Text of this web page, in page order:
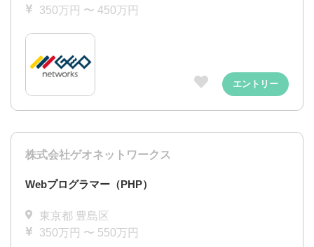
350万円 〜 450万円
エントリー
株式会社ゲオネットワークス
Webプログラマー（PHP）
東京都 豊島区
350万円 〜 550万円